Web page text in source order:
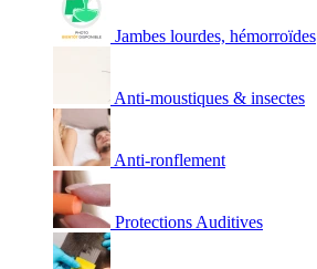
Jambes lourdes, hémorroïdes
Anti-moustiques & insectes
Anti-ronflement
Protections Auditives